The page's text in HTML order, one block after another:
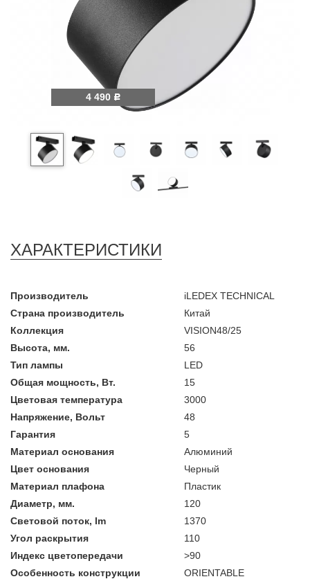
4 490 Р
ХАРАКТЕРИСТИКИ
Производитель
iLEDEX TECHNICAL
Страна производитель
Китай
Коллекция
VISION48/25
Высота, мм.
56
Тип лампы
LED
Общая мощность, Вт.
15
Цветовая температура
3000
Напряжение, Вольт
48
Гарантия
5
Материал основания
Алюминий
Цвет основания
Черный
Материал плафона
Пластик
Диаметр, мм.
120
Световой поток, lm
1370
Угол раскрытия
110
Индекс цветопередачи
>90
Особенность конструкции
ORIENTABLE